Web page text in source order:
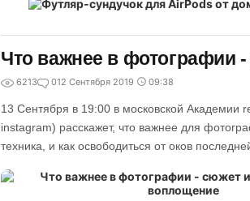
Что важнее в фотографии
6213 012 Сентября 2019 09:38
13 Сентября в 19:00 в московской
instagram) расскажет, что важнее для
техника, и как освободиться от оков